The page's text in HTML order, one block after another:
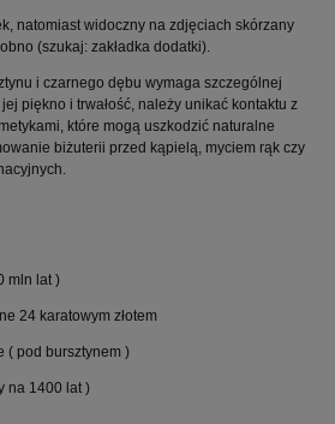
natomiast widoczny na zdjęciach skórzany
(szukaj: zakładka dodatki).
i czarnego dębu wymaga szczególnej
piękno i trwałość, należy unikać kontaktu z
które mogą uszkodzić naturalne
biżuterii przed kąpielą, myciem rąk czy
mln lat )
24 karatowym złotem
( pod bursztynem )
na 1400 lat )